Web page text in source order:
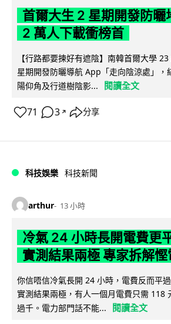
首爾大生 2 星期開發防曬
2 萬人下載衝榜首
【行路都要揀好有遮陰】南韓首爾大學
星期開發防曬導航 App「走向陰涼處」，
陽仰角及行道樹陰影...
閱讀全文
71 3 ↗ 分享
科技娛樂 科技新聞
arthur 13 小時
冷氣 24 小時長開電費更
實測結果兩極 專家拆解
你信唔信冷氣長開 24 小時，電費反而平
實測結果兩極，有人一個月電費只需 118
過千。電力部門話不能...
閱讀全文